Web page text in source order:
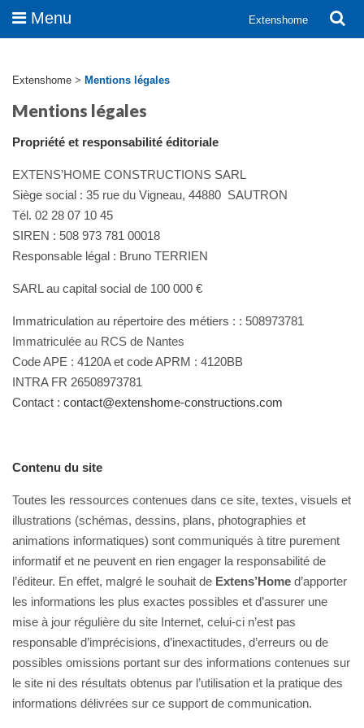
Menu Extenshome
Extenshome > Mentions légales
Mentions légales
Propriété et responsabilité éditoriale
EXTENS’HOME CONSTRUCTIONS SARL
Siège social : 35 rue du Vigneau, 44880 SAUTRON
Tél. 02 28 07 10 45
SIREN : 508 973 781 00018
Responsable légal : Bruno TERRIEN
SARL au capital social de 100 000 €
Immatriculation au répertoire des métiers : : 508973781
Immatriculée au RCS de Nantes
Code APE : 4120A et code APRM : 4120BB
INTRA FR 26508973781
Contact : contact@extenshome-constructions.com
Contenu du site
Toutes les ressources contenues dans ce site, textes, visuels et
illustrations (schémas, dessins, plans, photographies et
animations informatiques) sont communiqués à titre purement
informatif et ne peuvent en rien engager la responsabilité de
l’éditeur. En effet, malgré le souhait de Extens’Home d’apporter
les informations les plus exactes possibles et d’assurer une
mise à jour régulière du site Internet, celui-ci n’est pas
responsable d’imprécisions, d’inexactitudes, d’erreurs ou de
possibles omissions portant sur des informations contenues sur
le site ni des résultats obtenus par l’utilisation et la pratique des
informations délivrées sur ce support de communication.